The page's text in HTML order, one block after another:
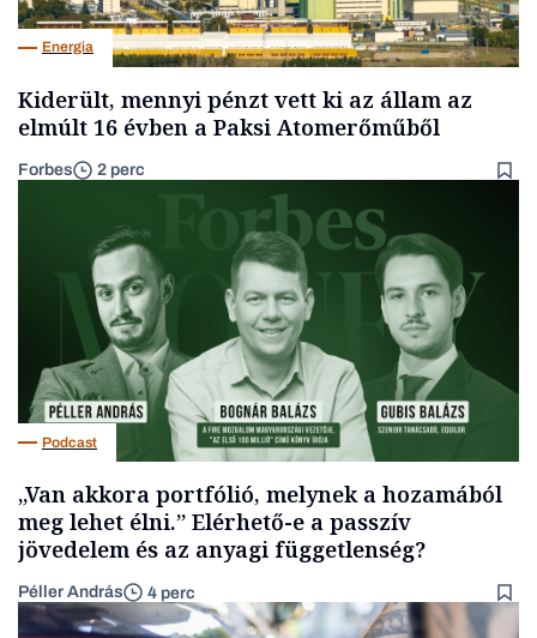
Energia
Kiderült, mennyi pénzt vett ki az állam az
elmúlt 16 évben a Paksi Atomerőműből
Forbes 2 perc
Podcast
„Van akkora portfólió, melynek a hozamából
meg lehet élni.” Elérhető-e a passzív
jövedelem és az anyagi függetlenség?
Péller András 4 perc